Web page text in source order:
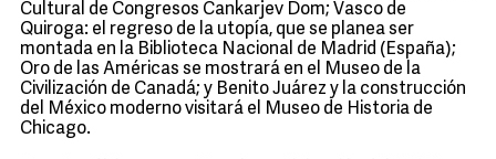
Cultural de Congresos Cankarjev Dom; Vasco de
Quiroga: el regreso de la utopía, que se planea ser
montada en la Biblioteca Nacional de Madrid (España);
Oro de las Américas se mostrará en el Museo de la
Civilización de Canadá; y Benito Juárez y la construcción
del México moderno visitará el Museo de Historia de
Chicago.